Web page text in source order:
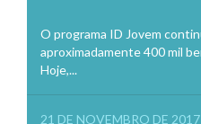
O programa ID Jovem
aproximadamente 400 mil
Hoje,...
21 DE NOVEMBRO DE 2017